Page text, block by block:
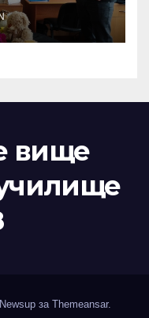
вище
за Themeansar.